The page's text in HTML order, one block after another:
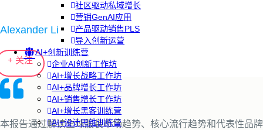
社区驱动私域增长
营销GenAI应用
产品驱动销售PLS
导入创新运营
AI+创新训练营
企业AI创新工作坊
AI+增长战略工作坊
AI+品牌增长工作坊
AI+销售增长工作坊
AI+增长黑客训练营
AI+设计思维训练营
Alexander Li
+ 关注
本报告通过解读全球服装市场趋势、核心流行趋势和代表性品牌